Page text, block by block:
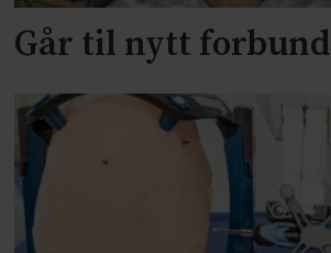
Går til nytt forbund